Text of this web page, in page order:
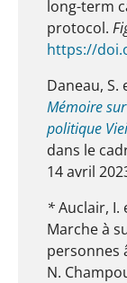
long-term
protocol.
https://
Daneau, S.
Mémoire
politique
dans le
14 avril
*Auclair, I.
Marche à
personnes
N.